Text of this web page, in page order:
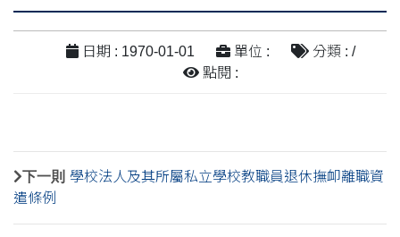
日期 : 1970-01-01 單位 :
分類 : /
點閱 :
下一則 學校法人及其所屬私立學校教職員退休撫卹離職資
遣條例